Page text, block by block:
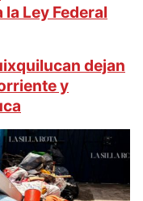
sobre la
intensidad de la
lluvias e
la Ley Federal
dejan